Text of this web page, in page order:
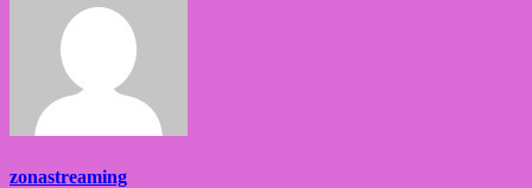
zonastreaming